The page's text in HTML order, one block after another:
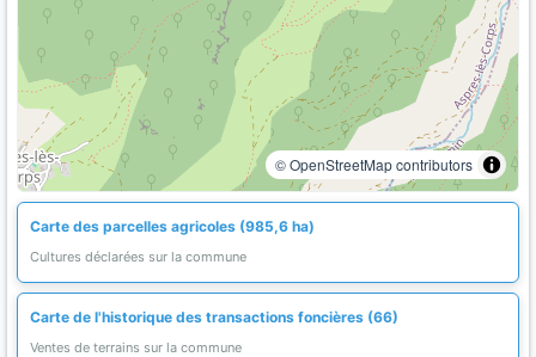
© OpenStreetMap contributors
Carte des parcelles agricoles (985,6 ha)
Cultures déclarées sur la commune
Carte de l'historique des transactions foncières (66)
Ventes de terrains sur la commune